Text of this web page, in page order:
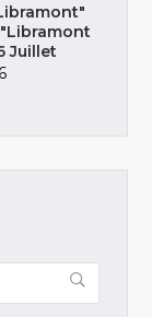
Juillet